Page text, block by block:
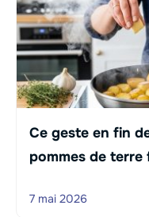
Ce geste en fin
pommes de
7 mai 2026